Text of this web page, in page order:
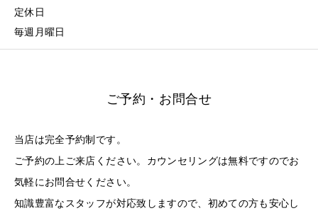
定休日
毎週月曜日
ご予約・お問合せ
当店は完全予約制です。
ご予約の上ご来店ください。カウンセリングは無料ですのでお
気軽にお問合せください。
知識豊富なスタッフが対応致しますので、初めての方も安心し